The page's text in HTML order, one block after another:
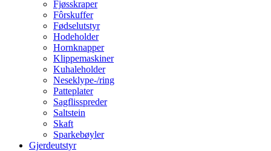
Fjøsskraper
Fôrskuffer
Fødselutstyr
Hodeholder
Hornknapper
Klippemaskiner
Kuhaleholder
Neseklype-/ring
Patteplater
Sagflisspreder
Saltstein
Skaft
Sparkebøyler
Gjerdeutstyr